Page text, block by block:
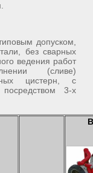
допуском,
без сварных
ведения работ
(сливе)
цистерн, с
3-х